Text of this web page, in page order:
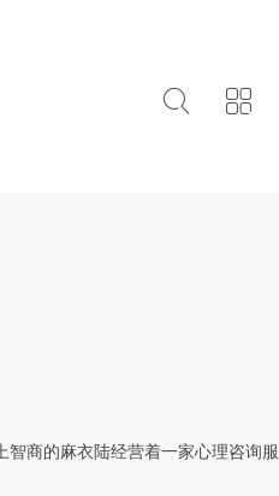
商的麻衣陆经营着一家心理咨询服